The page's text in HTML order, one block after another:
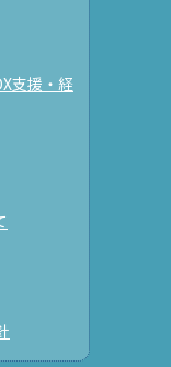
支援・経